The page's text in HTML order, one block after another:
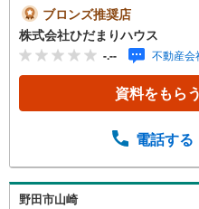
ウンがあり、お買い物
きなハウスメーカーで
く、隣近所に気遣うこ
イホーム探しは、地元
最新情報更新中◆値下
日更新！◆宅建士・建
◆当日のご見学も大歓
あなた』の、ひだまり
せんか（＾＾）？
ブロンズ推奨店
株式会社ひだまりハウス
-.-- 不動産会
資料をもらう
電話する
野田市山崎